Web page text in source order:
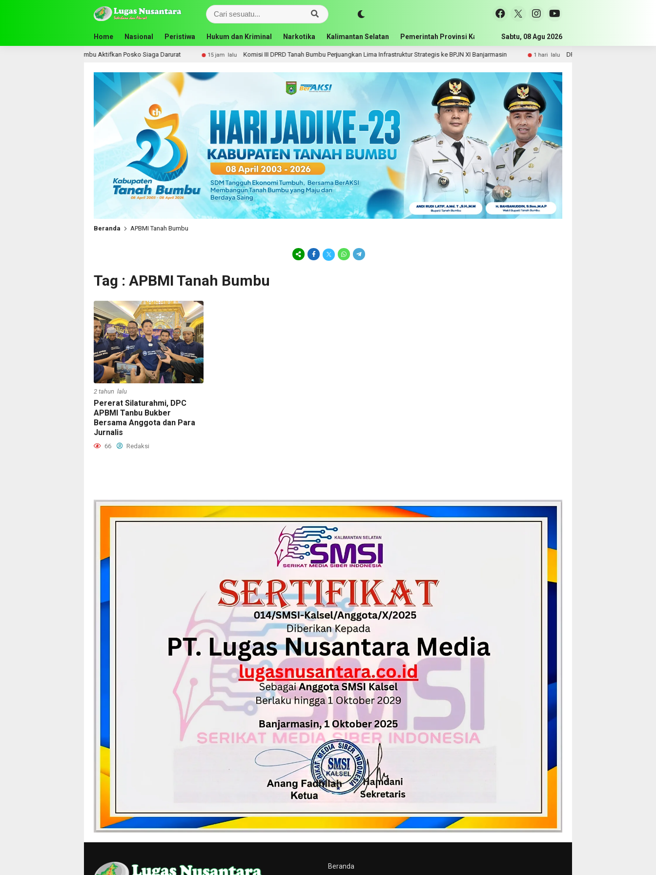
Home Nasional Peristiwa Hukum dan Kriminal Narkotika Kalimantan Selatan Pemerintah Provinsi Kalimantan Selatan Pemerintah Kabupaten Tanah
Sabtu, 08 Agu 2026
Tanah Bumbu Aktifkan Posko Siaga Darurat 15 jam lalu Komisi III DPRD Tanah Bumbu Perjuangkan Lima Infrastruktur Strategis ke BPJN XI Banjarmasin 1 hari lalu DPRD Tanah Bumbu Perjuangkan Sarpras
Beranda APBMI Tanah Bumbu
Tag : APBMI Tanah Bumbu
2 tahun lalu
Pererat Silaturahmi, DPC
APBMI Tanbu Bukber
Bersama Anggota dan Para
Jurnalis
66 Redaksi
Beranda